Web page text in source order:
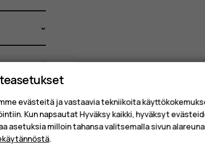
evästeitä ja vastaavia tekniikoita
Kun napsautat Hyväksy kaikki, hyväksyt
asetuksia milloin tahansa valitsemalla sivun
.